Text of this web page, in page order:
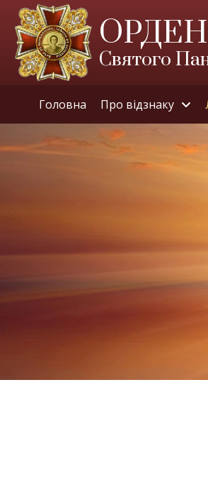
ОРДЕН
Святого
Головна Про відзнаку